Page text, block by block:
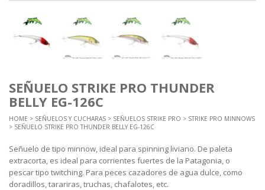
SEÑUELO STRIKE PRO THUNDER
BELLY EG-126C
HOME > SEÑUELOS Y CUCHARAS > SEÑUELOS STRIKE PRO > STRIKE PRO MINNOWS
> SEÑUELO STRIKE PRO THUNDER BELLY EG-126C
Señuelo de tipo minnow, ideal para spinning liviano. De paleta
extracorta, es ideal para corrientes fuertes de la Patagonia, o
pescar tipo twitching. Para peces cazadores de agua dulce, como
doradillos, tarariras, truchas, chafalotes, etc.